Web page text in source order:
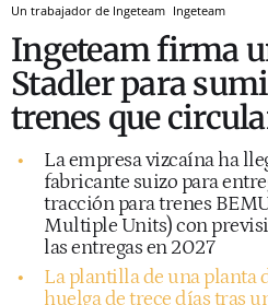
Un trabajador de Ingeteam Ingeteam
Ingeteam firma
Stadler para
trenes que
La empresa vizcaína ha
fabricante suizo para
tracción para trenes
Multiple Units) con
las entregas en 2027
La plantilla de una planta
huelga de trece días tras